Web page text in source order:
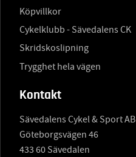
Köpvillkor
Cykelklubb - Sävedalens CK
Skridskoslipning
Trygghet hela vägen
Kontakt
Sävedalens Cykel & Sport AB
Göteborgsvägen 46
433 60 Sävedalen